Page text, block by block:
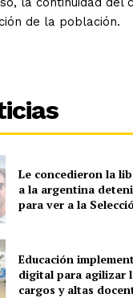
de la población.
Le concedieron la
a la argentina
para ver a la
Educación
digital para agilizar
cargos y altas